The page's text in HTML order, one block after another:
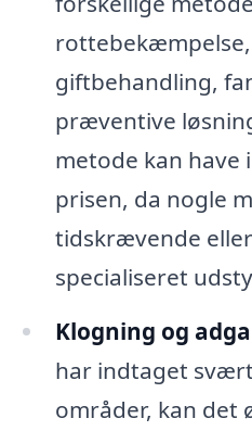
giftbehandling,
præventive
metode kan have
prisen, da nogle
tidskrævende
specialiseret
Klogning og
har indtaget
områder, kan det